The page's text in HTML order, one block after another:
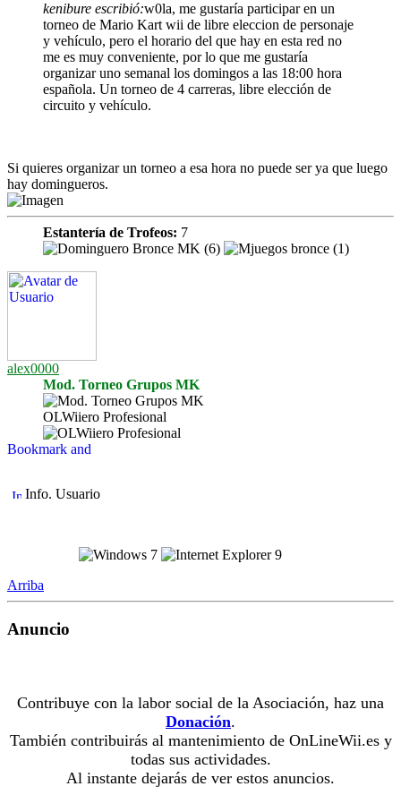
kenibure escribió:w0la, me gustaría participar en un
torneo de Mario Kart wii de libre eleccion de personaje
y vehículo, pero el horario del que hay en esta red no
me es muy conveniente, por lo que me gustaría
organizar uno semanal los domingos a las 18:00 hora
española. Un torneo de 4 carreras, libre elección de
circuito y vehículo.
Si quieres organizar un torneo a esa hora no puede ser ya que luego
hay domingueros.
Estantería de Trofeos: 7
alex0000
Mod. Torneo Grupos MK
OLWiiero Profesional
Info. Usuario
Arriba
Anuncio
Contribuye con la labor social de la Asociación, haz una
Donación.
También contribuirás al mantenimiento de OnLineWii.es y
todas sus actividades.
Al instante dejarás de ver estos anuncios.